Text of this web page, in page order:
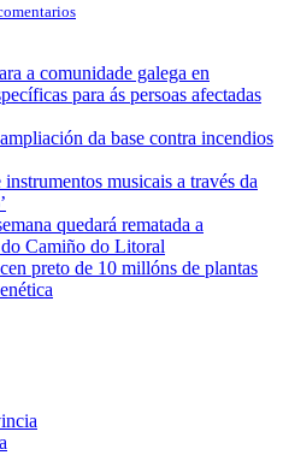
a comunidade galega en
para ás persoas afectadas
da base contra incendios
musicais a través da
quedará rematada a
Camiño do Litoral
preto de 10 millóns de plantas